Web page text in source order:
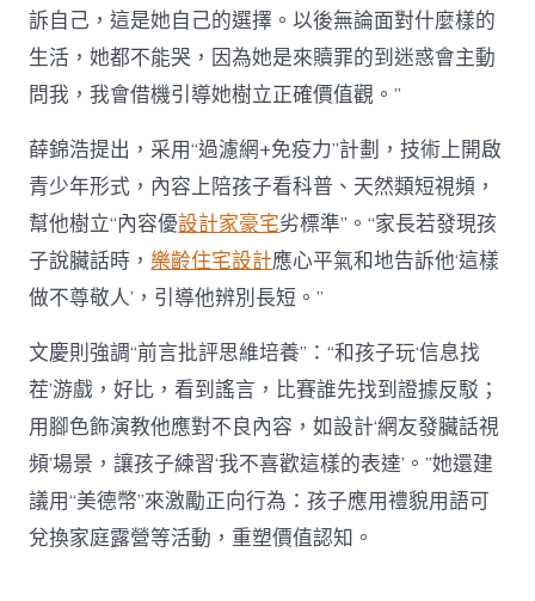
訴自己，這是她自己的選擇。以後無論面對什麼樣的
生活，她都不能哭，因為她是來贖罪的到迷惑會主動
問我，我會借機引導她樹立正確價值觀。”
薛錦浩提出，采用“過濾網+免疫力”計劃，技術上開啟
青少年形式，內容上陪孩子看科普、天然類短視頻，
幫他樹立“內容優設計家豪宅劣標準”。“家長若發現孩
子說臟話時，樂齡住宅設計應心平氣和地告訴他‘這樣
做不尊敬人’，引導他辨別長短。”
文慶則強調“前言批評思維培養”：“和孩子玩‘信息找
茬’游戲，好比，看到謠言，比賽誰先找到證據反駁；
用腳色飾演教他應對不良內容，如設計‘網友發臟話視
頻’場景，讓孩子練習‘我不喜歡這樣的表達’。”她還建
議用“美德幣”來激勵正向行為：孩子應用禮貌用語可
兌換家庭露營等活動，重塑價值認知。